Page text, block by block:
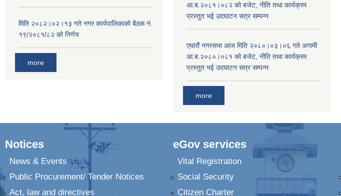
मिति २०८२।०२।१३ गते नगर कार्यपालिकाको बैठक नं.
१९/२०८१/८२ को निर्णय
more
आ.ब.२०८१।०८२ को बजेट, नीति तथा कार्यक्रम
प्रस्तुत भई उदघाटन सत्र सम्पन्न
एघारौं नगरसभा आज मिति २०८०।०३।०६ गते अगामी
आ.ब.२०८०।०८१ को बजेट, नीति तथा कार्यक्रम
प्रस्तुत भई उदघाटन सत्र सम्पन्न
more
Notices
News & Events
Public Procurement/ Tender Notices
Act, law and directives
eGov services
Vital Registration
Social Security
Citizen Charter